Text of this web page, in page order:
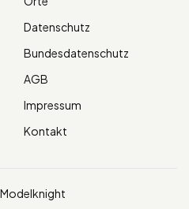
Datenschutz
Bundesdatenschutz
AGB
Impressum
Kontakt